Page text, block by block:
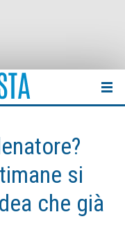
si
che già